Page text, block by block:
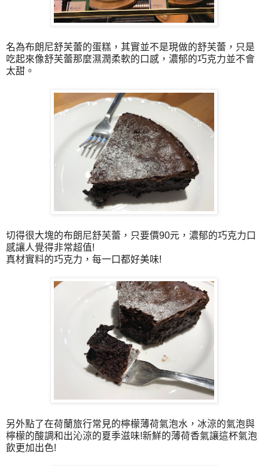
名為布朗尼舒芙蕾的蛋糕，其實並不是現做的舒芙蕾，只是
吃起來像舒芙蕾那麼濕潤柔軟的口感，濃郁的巧克力並不會
太甜。
切得很大塊的布朗尼舒芙蕾，只要價90元，濃郁的巧克力口
感讓人覺得非常超值!
真材實料的巧克力，每一口都好美味!
另外點了在荷蘭旅行常見的檸檬薄荷氣泡水，冰涼的氣泡與
檸檬的酸調和出沁涼的夏季滋味!新鮮的薄荷香氣讓這杯氣泡
飲更加出色!